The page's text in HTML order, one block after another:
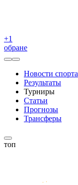
+1
обране
Новости спорта
Результаты
Турниры
Статьи
Прогнозы
Трансферы
топ